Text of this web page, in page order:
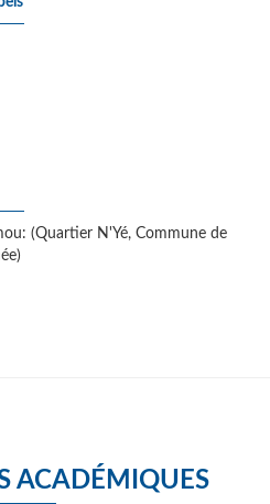
(Quartier N'Yé, Commune de
ACADÉMIQUES